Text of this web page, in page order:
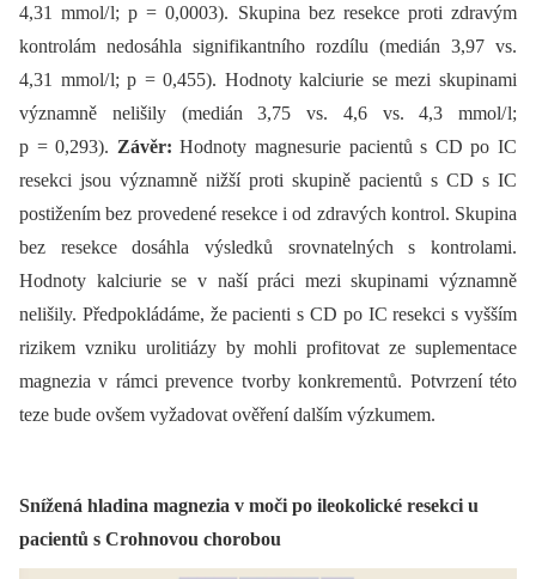
4,31 mmol/ l; p = 0,0003). Skupina bez resekce proti zdravým
kontrolám nedosáhla signifikantního rozdílu (medián 3,97 vs.
4,31 mmol/ l; p = 0,455). Hodnoty kalciurie se mezi skupinami
významně nelišily (medián 3,75 vs. 4,6 vs. 4,3 mmol/ l;
p = 0,293). Závěr:Hodnoty magnesurie pacientů s CD po IC
resekci jsou významně nižší proti skupině pacientů s CD s IC
postižením bez provedené resekce i od zdravých kontrol. Skupina
bez resekce dosáhla výsledků srovnatelných s kontrolami.
Hodnoty kalciurie se v naší práci mezi skupinami významně
nelišily. Předpokládáme, že pacienti s CD po IC resekci s vyšším
rizikem vzniku urolitiázy by mohli profitovat ze suplementace
magnezia v rámci prevence tvorby konkrementů. Potvrzení této
teze bude ovšem vyžadovat ověření dalším výzkumem.
Snížená hladina magnezia v moči po ileokolické resekci u
pacientů s Crohnovou chorobou